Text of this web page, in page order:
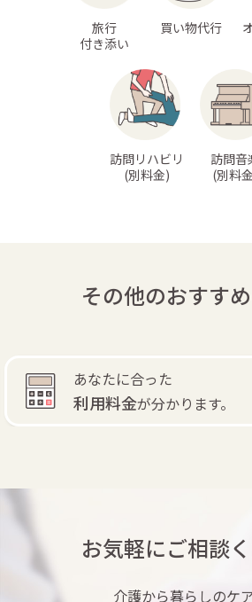
旅行
付き添い
買い物代行
訪問リハビリ
(別料金)
訪問音
(別料
その他のおすす
あなたに合った
利用料金が分かります。
お気軽にご相談
介護から暮らしのケ